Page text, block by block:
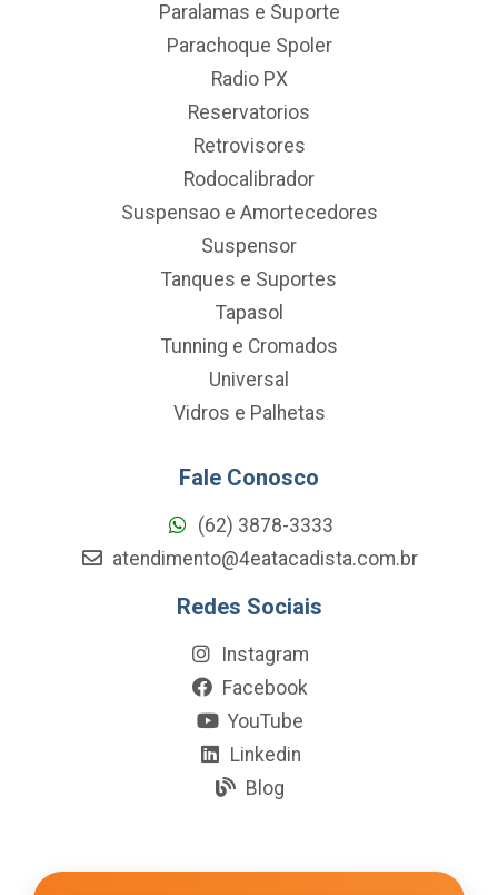
Paralamas e Suporte
Parachoque Spoler
Radio PX
Reservatorios
Retrovisores
Rodocalibrador
Suspensao e Amortecedores
Suspensor
Tanques e Suportes
Tapasol
Tunning e Cromados
Universal
Vidros e Palhetas
Fale Conosco
(62) 3878-3333
atendimento@4eatacadista.com.br
Redes Sociais
Instagram
Facebook
YouTube
Linkedin
Blog